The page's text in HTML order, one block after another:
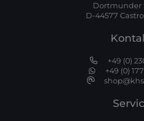
Dortmunder
D-44577
+49 (0)
+49 (0)